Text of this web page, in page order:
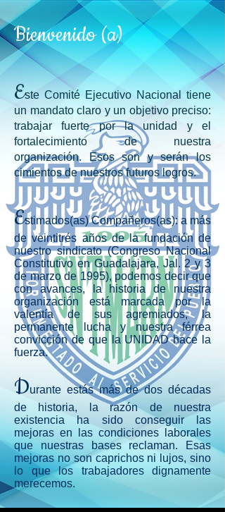
Bienvenido (a)
Este Comité Ejecutivo Nacional tiene
un mandato claro y un objetivo preciso:
trabajar fuerte por la unidad y el
fortalecimiento de nuestra
organización. Esos son y serán los
cimientos de nuestros futuros logros.
Estimados(as) Compañeros(as): a más
de veintitrés años de la fundación de
nuestro sindicato (Congreso Nacional
Constitutivo en Guadalajara, Jal. 2 y 3
de marzo de 1995), podemos decir que
con avances, la historia de nuestra
organización está marcada por la
valentía de sus agremiados, la
permanente lucha y nuestra férrea
convicción de que la UNIDAD hace la
fuerza.
Durante estás más de dos décadas
de historia, la razón de nuestra
existencia ha sido conseguir las
mejoras en las condiciones laborales
que nuestras bases reclaman. Esas
mejoras no son caprichos ni lujos, sino
lo que los trabajadores dignamente
merecemos.